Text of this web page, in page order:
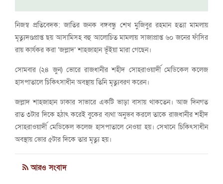
নিজস্ব প্রতিবেদক: জাতির জনক বঙ্গবন্ধু শেখ মুজিবুর রহমান হত্যা মামলায়
মৃত্যুদণ্ডপ্রাপ্ত ছয় আসামিসহ বহু আলোচিত মামলায় সাজাপ্রাপ্ত ৬০ জনের ফাঁসির
রায় কার্যকর করা ‘জল্লাদ’ শাহজাহান ভূঁইয়া মারা গেছেন।
সোমবার (২৪ জুন) ভোরে রাজধানীর শহীদ সোহরাওয়ার্দী মেডিকেল কলেজ
হাসপাতালে চিকিৎসাধীন অবস্থায় তিনি মৃত্যুবরণ করেন।
জল্লাদ শাহজাহান ঢাকার সাভারে একটি ভাড়া বাসায় থাকতেন। আজ দিনগত
রাত ৩টার দিকে হঠাৎ করেই বুকের ব্যথা অনুভব করলে তাকে রাজধানীর শহীদ
সোহরাওয়ার্দী মেডিকেল কলেজ হাসপাতালে নেওয়া হয়। সেখানে চিকিৎসাধীন
অবস্থায় ভোর ৫টার দিকে তার মৃত্যু হয়।
আরও সংবাদ